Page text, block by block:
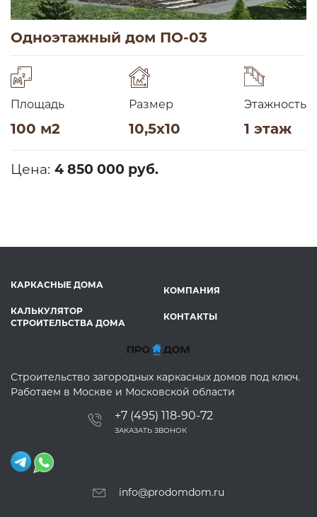
Одноэтажный дом ПО-03
Площадь
100 м2
Размер
10,5х10
Этажность
1 этаж
Цена: 4 850 000 руб.
КАРКАСНЫЕ ДОМА
КАЛЬКУЛЯТОР
СТРОИТЕЛЬСТВА ДОМА
КОМПАНИЯ
КОНТАКТЫ
Строительство загородных каркасных домов под ключ.
Работаем в Москве и Московской области
+7 (495) 118-90-72
ЗАКАЗАТЬ ЗВОНОК
info@prodomdom.ru